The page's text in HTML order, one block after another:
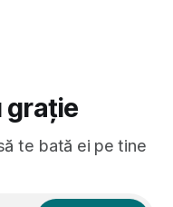
grație
te bată ei pe tine